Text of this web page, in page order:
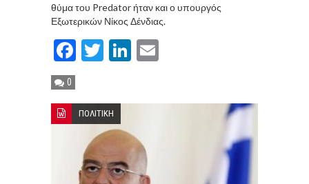
θύμα του Predator ήταν και ο υπουργός
Εξωτερικών Νίκος Δένδιας.
Facebook
TwitterLinkedIn
0
ΠΟΛΙΤΙΚΗ